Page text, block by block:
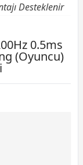
Desteklenir
0.5ms
(Oyuncu)